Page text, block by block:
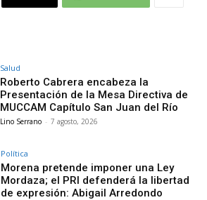
Salud
Roberto Cabrera encabeza la
Presentación de la Mesa Directiva de
MUCCAM Capítulo San Juan del Río
Lino Serrano - 7 agosto, 2026
Política
Morena pretende imponer una Ley
Mordaza; el PRI defenderá la libertad
de expresión: Abigail Arredondo